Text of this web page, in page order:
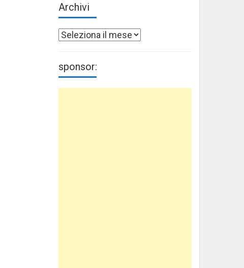
Archivi
Archivi
sponsor: